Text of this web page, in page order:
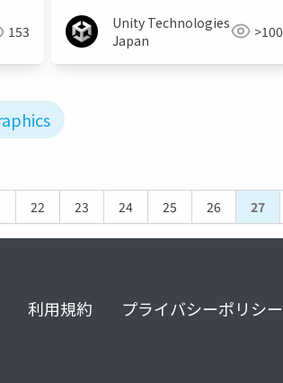
153
Unity Technologies
Japan
>100
22 23 24 25 26 27
利用規約 プライバシーポリシー